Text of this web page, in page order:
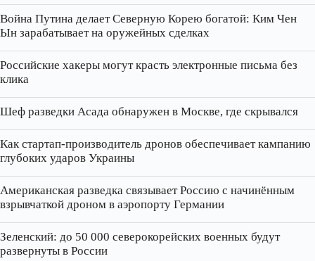
Война Путина делает Северную Корею богатой: Ким Чен
Ын зарабатывает на оружейных сделках
Российские хакеры могут красть электронные письма без
клика
Шеф разведки Асада обнаружен в Москве, где скрывался
Как стартап‑производитель дронов обеспечивает кампанию
глубоких ударов Украины
Американская разведка связывает Россию с начинённым
взрывчаткой дроном в аэропорту Германии
Зеленский: до 50 000 северокорейских военных будут
развернуты в России